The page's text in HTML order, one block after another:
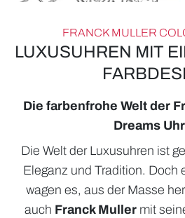
ROLEX
FRANCK MULLER
LUXUSUHREN MIT
Die farbenfrohe Welt der
Dreams
Die Welt der Luxusuhren ist
Eleganz und Tradition. Doch
wagen es, aus der Masse
auch Franck Mullermit